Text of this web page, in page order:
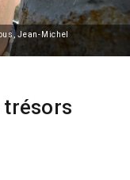
Jean-Michel
trésors